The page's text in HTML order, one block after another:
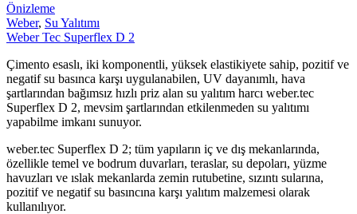
Önizleme
Weber, Su Yalıtımı
Weber Tec Superflex D 2
Çimento esaslı, iki komponentli, yüksek elastikiyete sahip, pozitif ve
negatif su basınca karşı uygulanabilen, UV dayanımlı, hava
şartlarından bağımsız hızlı priz alan su yalıtım harcı weber.tec
Superflex D 2, mevsim şartlarından etkilenmeden su yalıtımı
yapabilme imkanı sunuyor.
weber.tec Superflex D 2; tüm yapıların iç ve dış mekanlarında,
özellikle temel ve bodrum duvarları, teraslar, su depoları, yüzme
havuzları ve ıslak mekanlarda zemin rutubetine, sızıntı sularına,
pozitif ve negatif su basıncına karşı yalıtım malzemesi olarak
kullanılıyor.